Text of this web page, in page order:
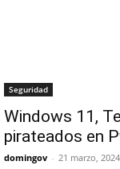
Seguridad
Windows 11,
pirateados en
domingov - 21 marzo, 2024